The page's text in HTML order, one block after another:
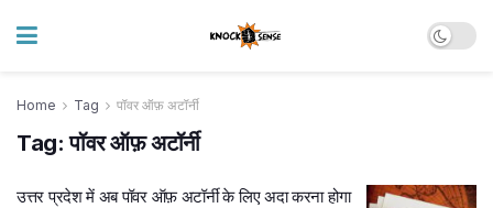
Home Tag पॉवर ऑफ़ अटॉर्नी
Tag:पॉवर ऑफ़ अटॉर्नी
उत्तर प्रदेश में अब पॉवर ऑफ़ अटॉर्नी के लिए अदा करना होगा